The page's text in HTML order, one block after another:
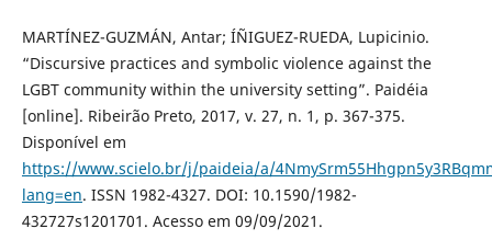
MARTÍNEZ-GUZMÁN, Antar; ÍÑIGUEZ-RUEDA, Lupicinio.
“Discursive practices and symbolic violence against the
LGBT community within the university setting”. Paidéia
[online]. Ribeirão Preto, 2017, v. 27, n. 1, p. 367-375.
Disponível em
https://www.scielo.br/j/paideia/a/
lang=en. ISSN 1982-4327. DOI: 10.1590/1982-
432727s1201701. Acesso em 09/09/2021.